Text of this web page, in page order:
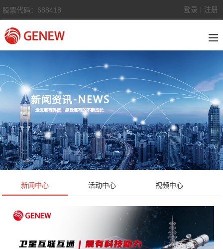
股票代码：688418 登录 注册
新闻中心 活动中心 视频中心